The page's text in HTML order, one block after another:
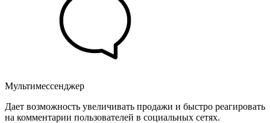
Мультимессенджер
Дает возможность увеличивать продажи и быстро реагировать
на комментарии пользователей в социальных сетях.